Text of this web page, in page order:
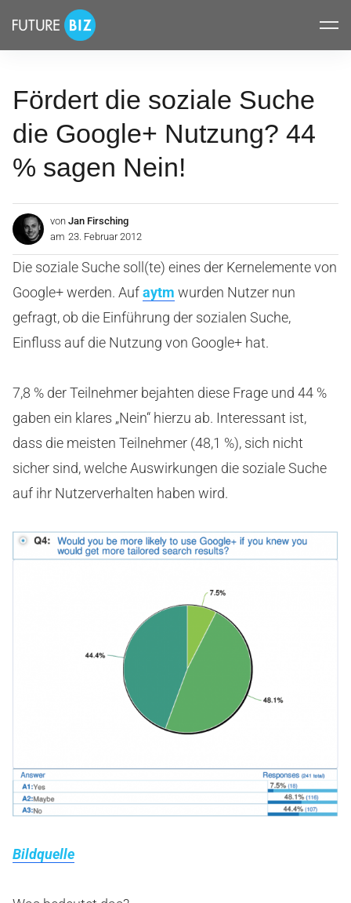
überspringen
FUTUREBIZ
Fördert die soziale Suche
die Google+ Nutzung? 44
% sagen Nein!
von Jan Firsching
am 23. Februar 2012
Die soziale Suche soll(te) eines der Kernelemente von
Google+ werden. Aufaytm wurden Nutzer nun
gefragt, ob die Einführung der sozialen Suche,
Einfluss auf die Nutzung von Google+ hat.
7,8 % der Teilnehmer bejahten diese Frage und 44 %
gaben ein klares „Nein“ hierzu ab. Interessant ist,
dass die meisten Teilnehmer (48,1 %), sich nicht
sicher sind, welche Auswirkungen die soziale Suche
auf ihr Nutzerverhalten haben wird.
Bildquelle